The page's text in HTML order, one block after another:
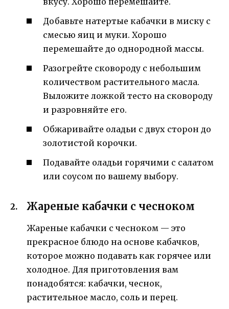
Добавьте натертые кабачки в миску с
смесью яиц и муки. Хорошо
перемешайте до однородной массы.
Разогрейте сковороду с небольшим
количеством растительного масла.
Выложите ложкой тесто на сковороду
и разровняйте его.
Обжаривайте оладьи с двух сторон до
золотистой корочки.
Подавайте оладьи горячими с салатом
или соусом по вашему выбору.
Жареные кабачки с чесноком
Жареные кабачки с чесноком — это
прекрасное блюдо на основе кабачков,
которое можно подавать как горячее или
холодное. Для приготовления вам
понадобятся: кабачки, чеснок,
растительное масло, соль и перец.